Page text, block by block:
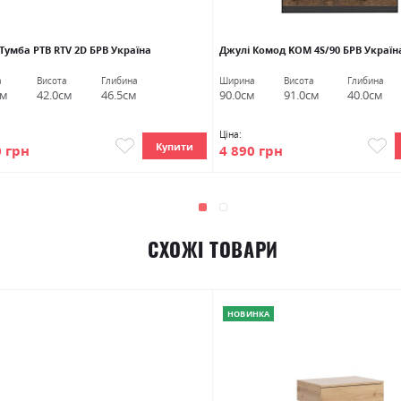
РТВ RTV 2D БРВ Україна
Висота
42.0см
Глибина
46.5см
грн Купити
Джулі Комод KOM 4S/90 БРВ
Ширина
90.0см
Висота
91.0см
Глибина
40.0см
Ціна:
4 890 грн
СХОЖІ ТОВАРИ
НОВИНКА